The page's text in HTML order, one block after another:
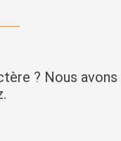
? Nous avons